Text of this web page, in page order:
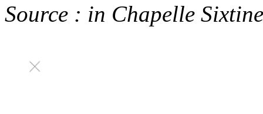
Source : in Chapelle Sixtine